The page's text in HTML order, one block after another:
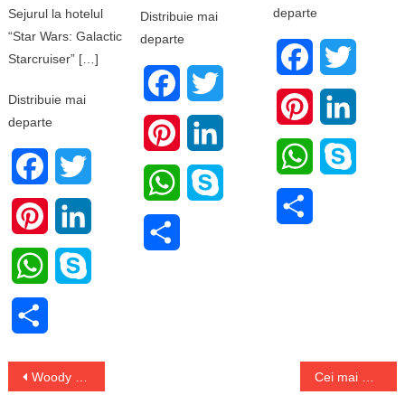
Sejurul la hotelul
“Star Wars: Galactic
Starcruiser” […]
Distribuie mai
departe
Facebook
PinterestLinkedIn
WhatsApp
Distribuie mai
departe
Facebook
Pinterest
WhatsApp
departe
Facebook
Pinterest
WhatsApp
Navigare
Woody Harrelson vrea să afle dacă e frate cu Matthew McConaughey Cei mai mulți britanici preferă monarhia